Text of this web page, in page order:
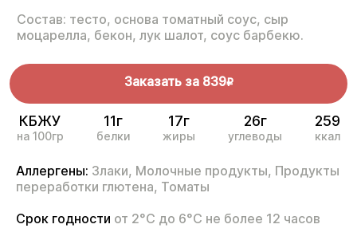
Состав: тесто, основа томатный соус, сыр
моцарелла, бекон, лук шалот, соус барбекю.
Заказать за 839R
КБЖУ
на 100гр
11г
белки
17г
жиры
26г
углеводы
259
ккал
Аллергены: Злаки, Молочные продукты, Продукты
переработки глютена, Томаты
Срок годности от 2°С до 6°С не более 12 часов